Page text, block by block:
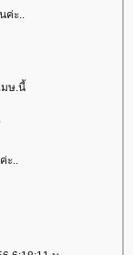
ค่ะ..
มษ.นี้
ะ..